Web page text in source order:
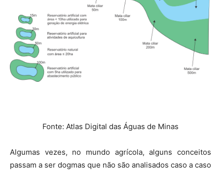
Fonte: Atlas Digital das Águas de Minas
Algumas vezes, no mundo agrícola, alguns conceitos
passam a ser dogmas que não são analisados caso a caso